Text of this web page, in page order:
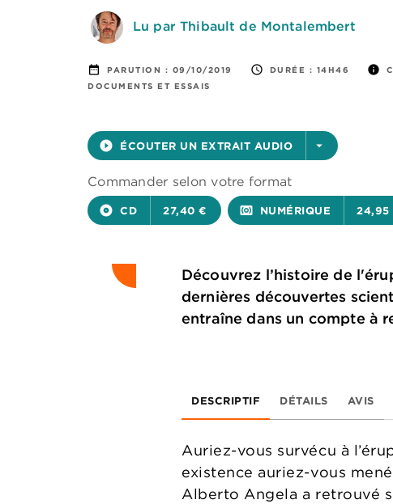
Lu par Thibault de Montalembert
date_range PARUTION : 09/10/2019 access_time DURÉE : 14H46 info
DOCUMENTS ET ESSAIS
play_circle_filled ÉCOUTER UN EXTRAIT AUDIO arrow_drop_down
Commander selon votre format
album CD 27,40 € surround_sound NUMÉRIQUE 24,95
Découvrez l’histoire de
dernières découvertes
entraîne dans un compte à
DESCRIPTIF DÉTAILS AVIS
Auriez-vous survécu à
existence auriez-vous
Alberto Angela a retrouvé